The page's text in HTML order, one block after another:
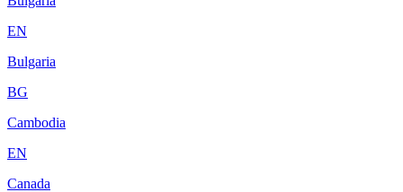
EN
Bulgaria
BG
Cambodia
EN
Canada